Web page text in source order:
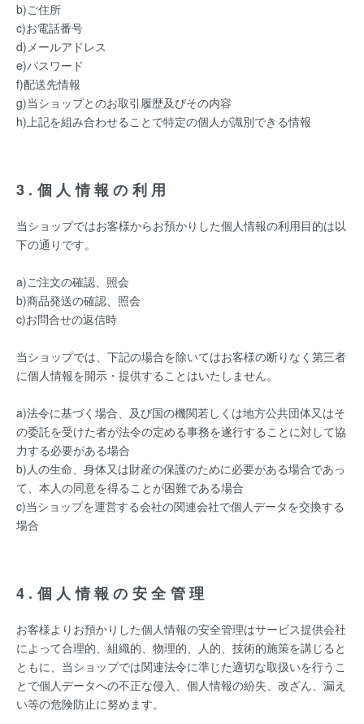
b)ご住所
c)お電話番号
d)メールアドレス
e)パスワード
f)配送先情報
g)当ショップとのお取引履歴及びその内容
h)上記を組み合わせることで特定の個人が識別できる情報
3.個人情報の利用
当ショップではお客様からお預かりした個人情報の利用目的は以
下の通りです。
a)ご注文の確認、照会
b)商品発送の確認、照会
c)お問合せの返信時
当ショップでは、下記の場合を除いてはお客様の断りなく第三者
に個人情報を開示・提供することはいたしません。
a)法令に基づく場合、及び国の機関若しくは地方公共団体又はそ
の委託を受けた者が法令の定める事務を遂行することに対して協
力する必要がある場合
b)人の生命、身体又は財産の保護のために必要がある場合であっ
て、本人の同意を得ることが困難である場合
c)当ショップを運営する会社の関連会社で個人データを交換する
場合
4.個人情報の安全管理
お客様よりお預かりした個人情報の安全管理はサービス提供会社
によって合理的、組織的、物理的、人的、技術的施策を講じると
ともに、当ショップでは関連法令に準じた適切な取扱いを行うこ
とで個人データへの不正な侵入、個人情報の紛失、改ざん、漏え
い等の危険防止に努めます。